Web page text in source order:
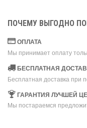
ПОЧЕМУ ВЫГОДНО
ОПЛАТА
Мы принимает оплату
БЕСПЛАТНАЯ
Бесплатная доставка при
ГАРАНТИЯ ЛУЧШЕЙ
Мы постараемся